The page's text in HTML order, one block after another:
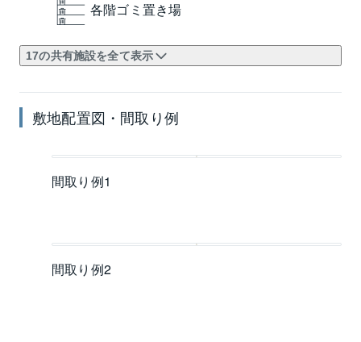
各階ゴミ置き場
17の共有施設を全て表示
敷地配置図・間取り例
間取り例1
間取り例2